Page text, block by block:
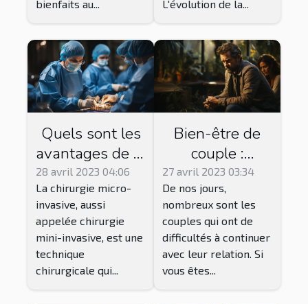
bienfaits au...
L'évolution de la...
Quels sont les
avantages de la
chirurgie micro-
invasive par
rapport aux
techniques
chirurgicales
traditionnelles
?
28 avril 2023 04:06
La chirurgie micro-
invasive, aussi
appelée chirurgie
mini-invasive, est une
technique
chirurgicale qui...
Bien-être de
couple :
pourquoi suivre
une thérapie ?
27 avril 2023 03:34
De nos jours,
nombreux sont les
couples qui ont de
difficultés à continuer
avec leur relation. Si
vous êtes...